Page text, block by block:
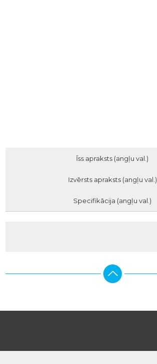
Īss apraksts (angļu val.)
Izvērsts apraksts (angļu val.)
Specifikācija (angļu val.)